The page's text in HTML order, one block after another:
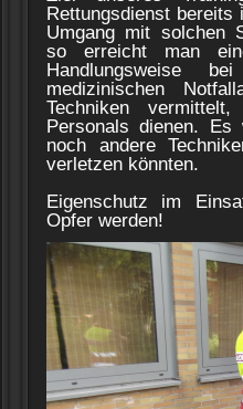
Rettungsdienst bereits
Umgang mit solchen
so erreicht man
Handlungsweise
medizinischen
Techniken
Personals dienen. Es
noch andere
verletzen könnten.
Eigenschutz im
Opfer werden!